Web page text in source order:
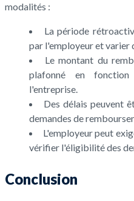
modalités :
La période
par l'employeur et varier
Le montant du
plafonné en
l'entreprise.
Des délais peuvent
demandes de
L'employeur peut
vérifier l'éligibilité des
Conclusion